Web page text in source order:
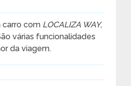
carro com LOCALIZA WAY,
várias funcionalidades
da viagem.